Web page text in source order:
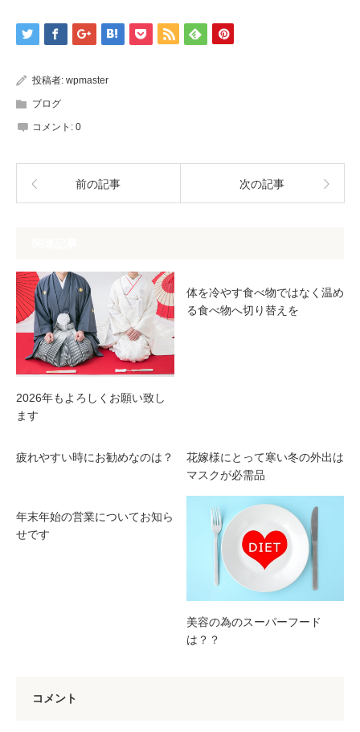
投稿者: wpmaster
ブログ
コメント: 0
前の記事 次の記事
2026年もよろしくお願い致し
ます
体を冷やす食べ物ではなく温め
る食べ物へ切り替えを
疲れやすい時にお勧めなのは？
花嫁様にとって寒い冬の外出は
マスクが必需品
年末年始の営業についてお知ら
せです
美容の為のスーパーフード
は？？
コメント